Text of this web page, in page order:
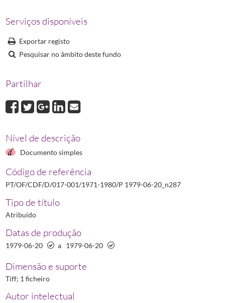
Serviços disponíveis
Exportar registo
Pesquisar no âmbito deste fundo
Partilhar
Nível de descrição
Documento simples
Código de referência
PT/OF/CDF/D/017-001/1971-1980/P 1979-06-20_n287
Tipo de título
Atribuído
Datas de produção
1979-06-20 a 1979-06-20
Dimensão e suporte
Tiff; 1 ficheiro
Autor intelectual